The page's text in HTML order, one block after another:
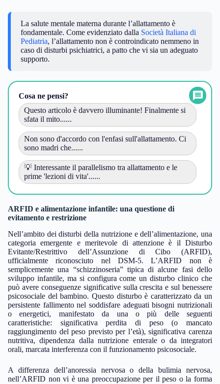
La salute mentale materna durante l’allattamento è
fondamentale. Come evidenziato dalla Società Italiana di
Pediatria, l’allattamento non è controindicato nemmeno in
caso di disturbi psichiatrici, a patto che vi sia un adeguato
supporto.
Cosa ne pensi?
Questo articolo è davvero illuminante! Finalmente si
sfata il mito......
Non sono d'accordo con l'enfasi sull'allattamento. Ci
sono madri che......
💡 Interessante il parallelismo tra allattamento e le
prime 'lezioni di vita'......
ARFID e alimentazione infantile: una questione di
evitamento e restrizione
Nell’ambito dei disturbi della nutrizione e dell’alimentazione, una
categoria emergente e meritevole di attenzione è il Disturbo
Evitante/Restrittivo dell’Assunzione di Cibo (ARFID),
ufficialmente riconosciuto nel DSM-5. L’ARFID non è
semplicemente una “schizzinoseria” tipica di alcune fasi dello
sviluppo infantile, ma si configura come un disturbo clinico che
può avere conseguenze significative sulla crescita e sul benessere
psicosociale del bambino. Questo disturbo è caratterizzato da un
persistente fallimento nel soddisfare adeguati bisogni nutrizionali
o energetici, manifestato da una o più delle seguenti
caratteristiche: significativa perdita di peso (o mancato
raggiungimento del peso previsto per l’età), significativa carenza
nutritiva, dipendenza dalla nutrizione enterale o da integratori
orali, marcata interferenza con il funzionamento psicosociale.
A differenza dell’anoressia nervosa o della bulimia nervosa,
nell’ARFID non vi è una preoccupazione per il peso o la forma